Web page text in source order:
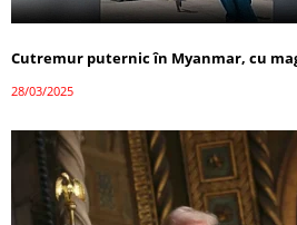
Cutremur puternic în Myanmar, cu
28/03/2025